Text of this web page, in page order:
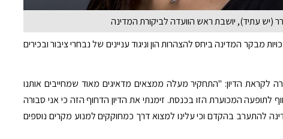
(יש עתיד), יושבת ראש הוועדה לביקורת המדינה
מבקר המדינה ביחס להצהרות הון וניגוד עניינים של נבחרי ציבור ובכירים
לקראת הדיון: "התחקיר מעלה ממצאים מדאיגים מאוד שמחייבים אותנו
לתופעה המכוערת הזו בכנסת. זימנתי את הדיון הדחוף הזה כי אני סבורה
להתערב בהקדם וכי עלינו למצוא דרך כמחוקקים למנוע מקרים נוספים